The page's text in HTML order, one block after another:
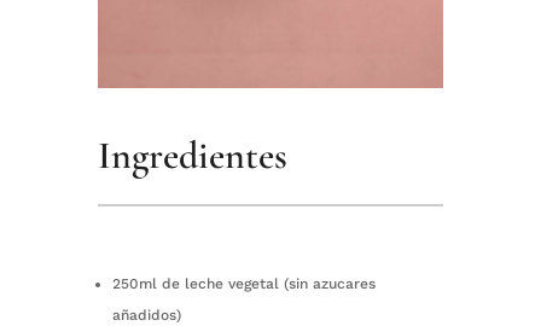
Ingredientes
250ml de leche vegetal (sin azucares
añadidos)⁠